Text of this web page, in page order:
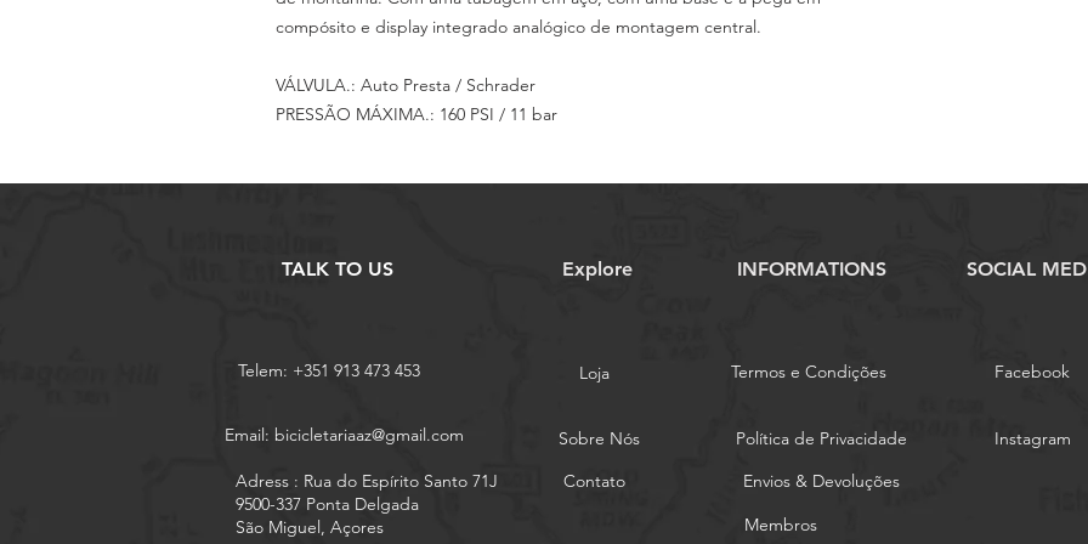
compósito e display integrado analógico de montagem central.
VÁLVULA.: Auto Presta / Schrader
PRESSÃO MÁXIMA.: 160 PSI / 11 bar
TALK TO US Explore INFORMATIONS SOCIAL
Telem: +351 913 473 453 Loja Termos e Condições Facebook
Email: bicicletariaaz@gmail.com
Sobre Nós
Contato
Adress : Rua do Espírito Santo 71J
9500-337 Ponta Delgada
São Miguel, Açores
Política de Privacidade
Instagram
Envios & Devoluções
Membros